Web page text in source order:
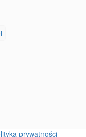
prywatności